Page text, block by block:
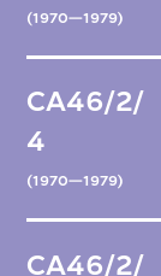
(1970—1979)
CA46/2/
4
(1970—1979)
CA46/2/